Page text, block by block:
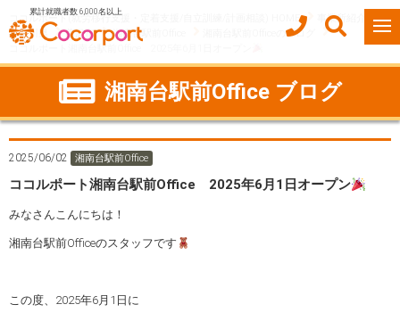
累計就職者数 6,000名以上
ココルポート(就労移行支援・定着支援/自立訓練/計画相談) HOME
事業所紹介
神奈川県
藤沢市 湘南台駅前Office
湘南台駅前Officeのブログ
ココルポート湘南台駅前Office 2025年6月1日オープン
湘南台駅前Office ブログ
2025/06/02 湘南台駅前Office
ココルポート湘南台駅前Office 2025年6月1日オープン
みなさんこんにちは！
湘南台駅前Officeのスタッフです
この度、2025年6月1日に